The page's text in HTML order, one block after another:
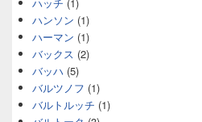
ハンソン (1)
ハーマン (1)
バックス (2)
バッハ (5)
バルツノフ (1)
バルトルッチ (1)